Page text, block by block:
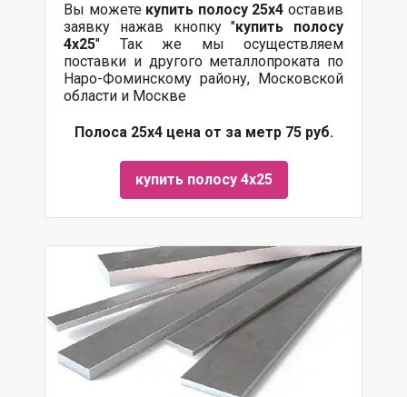
Вы можете купить полосу 25х4оставив
заявку нажав кнопку "купить полосу
4х25" Так же мы осуществляем
поставки и другого металлопроката по
Наро-Фоминскому району, Московской
области и Москве
Полоса 25х4 цена от за метр 75 руб.
купить полосу 4х25